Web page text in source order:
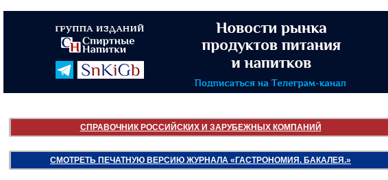
СПРАВОЧНИК РОССИЙСКИХ И ЗАРУБЕЖНЫХ КОМПАНИЙ
СМОТРЕТЬ ПЕЧАТНУЮ ВЕРСИЮ ЖУРНАЛА «ГАСТРОНОМИЯ. БАКАЛЕЯ.»